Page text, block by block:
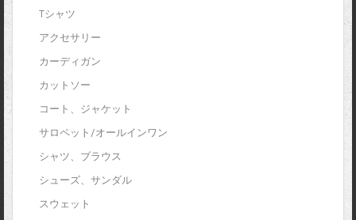
Tシャツ
アクセサリー
カーディガン
カットソー
コート、ジャケット
サロペット/オールインワン
シャツ、ブラウス
シューズ、サンダル
スウェット